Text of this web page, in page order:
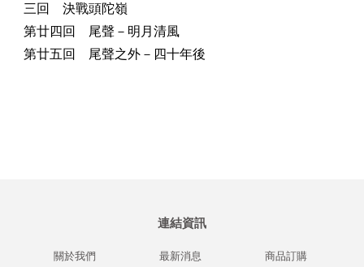
三回 決戰頭陀嶺
第廿四回 尾聲－明月清風
第廿五回 尾聲之外－四十年後
連結資訊
關於我們 最新消息 商品訂購